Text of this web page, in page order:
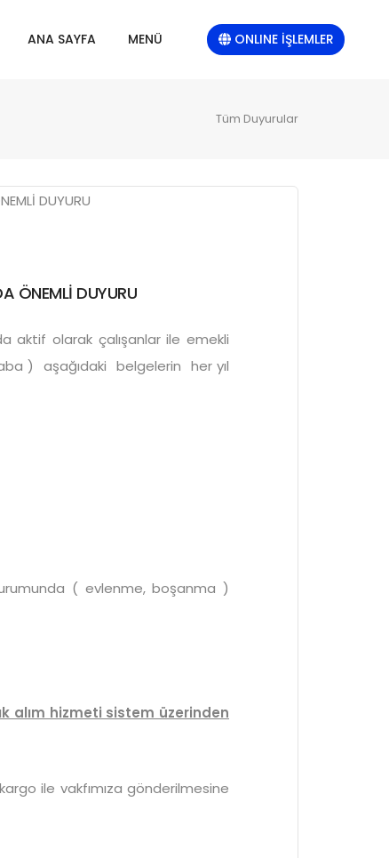
ANA SAYFA MENÜ ONLINE İŞLEMLER
Tüm Duyurular
ÖNEMLİ DUYURU
aktif olarak çalışanlar ile emekli
) aşağıdaki belgelerin her yıl
( evlenme, boşanma )
alım hizmeti sistem üzerinden
ile vakfımıza gönderilmesine